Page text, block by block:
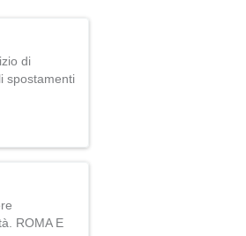
di
spostamenti
ROMA E